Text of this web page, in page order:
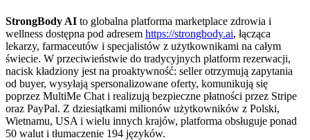
StrongBody AI to globalna platforma marketplace zdrowia i
wellness dostępna pod adresem https://strongbody.ai, łącząca
lekarzy, farmaceutów i specjalistów z użytkownikami na całym
świecie. W przeciwieństwie do tradycyjnych platform rezerwacji,
nacisk kładziony jest na proaktywność: seller otrzymują zapytania
od buyer, wysyłają spersonalizowane oferty, komunikują się
poprzez MultiMe Chat i realizują bezpieczne płatności przez Stripe
oraz PayPal. Z dziesiątkami milionów użytkowników z Polski,
Wietnamu, USA i wielu innych krajów, platforma obsługuje ponad
50 walut i tłumaczenie 194 języków.